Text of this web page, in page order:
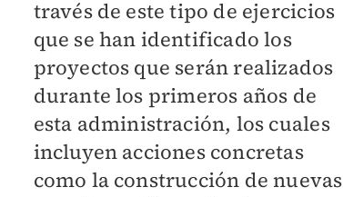
través de este tipo de ejercicios
que se han identificado los
proyectos que serán realizados
durante los primeros años de
esta administración, los cuales
incluyen acciones concretas
como la construcción de nuevas